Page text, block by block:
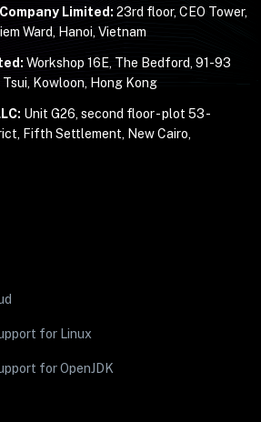
Limited: 23rd floor, CEO Tower,
Ward, Hanoi, Vietnam
Workshop 16E, The Bedford, 91-93
Kowloon, Hong Kong
Unit G26, second floor - plot 53 -
Fifth Settlement, New Cairo,
for Linux
for OpenJDK